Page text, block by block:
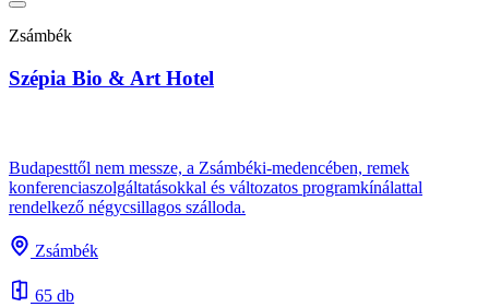
Zsámbék
Szépia Bio & Art Hotel
Budapesttől nem messze, a Zsámbéki-medencében, remek
konferenciaszolgáltatásokkal és változatos programkínálattal
rendelkező négycsillagos szálloda.
Zsámbék
65 db